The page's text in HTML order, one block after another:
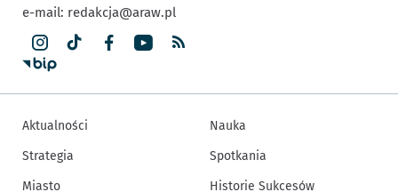
e-mail: redakcja@araw.pl
Aktualności
Strategia
Miasto
Nauka
Spotkania
Historie Sukcesów